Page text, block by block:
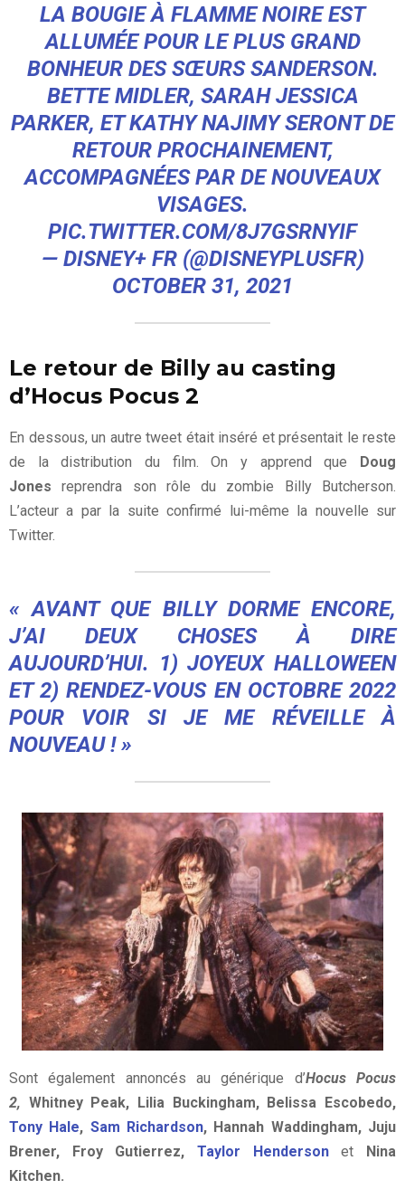
LA BOUGIE À FLAMME NOIRE EST
ALLUMÉE POUR LE PLUS GRAND
BONHEUR DES SŒURS SANDERSON.
BETTE MIDLER, SARAH JESSICA
PARKER, ET KATHY NAJIMY SERONT DE
RETOUR PROCHAINEMENT,
ACCOMPAGNÉES PAR DE NOUVEAUX
VISAGES.
PIC.TWITTER.COM/8J7GSRNYIF
— DISNEY+ FR (@DISNEYPLUSFR)
OCTOBER 31, 2021
Le retour de Billy au casting
d’Hocus Pocus 2
En dessous, un autre tweet était inséré et présentait le reste
de la distribution du film. On y apprend que Doug
Jonesreprendra son rôle du zombie Billy Butcherson.
L’acteur a par la suite confirmé lui-même la nouvelle sur
Twitter.
« AVANT QUE BILLY DORME ENCORE,
J’AI DEUX CHOSES À DIRE
AUJOURD’HUI. 1) JOYEUX HALLOWEEN
ET 2) RENDEZ-VOUS EN OCTOBRE 2022
POUR VOIR SI JE ME RÉVEILLE À
NOUVEAU ! »
Sont également annoncés au générique d’Hocus Pocus
2, Whitney Peak, Lilia Buckingham, Belissa Escobedo,
Tony Hale, Sam Richardson, Hannah Waddingham, Juju
Brener, Froy Gutierrez, Taylor Henderson et Nina
Kitchen.